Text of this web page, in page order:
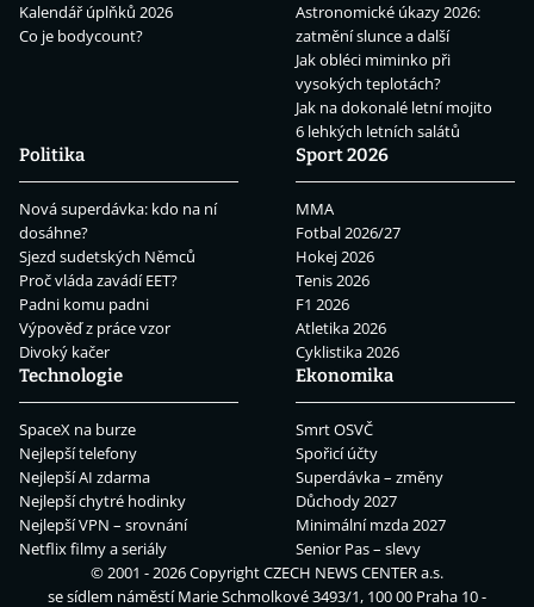
Kalendář úplňků 2026
Co je bodycount?
Astronomické úkazy 2026:
zatmění slunce a další
Jak obléci miminko při
vysokých teplotách?
Jak na dokonalé letní mojito
6 lehkých letních salátů
Politika
Nová superdávka: kdo na ní
dosáhne?
Sjezd sudetských Němců
Proč vláda zavádí EET?
Padni komu padni
Výpověď z práce vzor
Divoký kačer
Sport 2026
MMA
Fotbal 2026/27
Hokej 2026
Tenis 2026
F1 2026
Atletika 2026
Cyklistika 2026
Technologie
SpaceX na burze
Nejlepší telefony
Nejlepší AI zdarma
Nejlepší chytré hodinky
Nejlepší VPN – srovnání
Netflix filmy a seriály
Ekonomika
Smrt OSVČ
Spořicí účty
Superdávka – změny
Důchody 2027
Minimální mzda 2027
Senior Pas – slevy
© 2001 - 2026 CopyrightCZECH NEWS CENTER a.s.
se sídlem náměstí Marie Schmolkové 3493/1, 100 00 Praha 10 -